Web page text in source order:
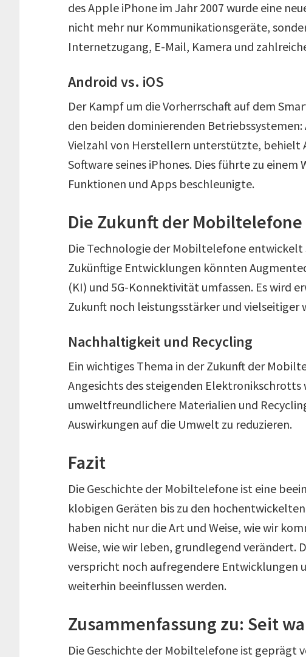
des Apple iPhone im Jahr 2007 wurde eine
nicht mehr nur Kommunikationsgeräte,
Internetzugang, E-Mail, Kamera und
Android vs. iOS
Der Kampf um die Vorherrschaft auf dem
den beiden dominierenden Betriebssystemen:
Vielzahl von Herstellern unterstützte, behielt
Software seines iPhones. Dies führte zu
Funktionen und Apps beschleunigte.
Die Zukunft der Mobiltelefone
Die Technologie der Mobiltelefone
Zukünftige Entwicklungen könnten
(KI) und 5G-Konnektivität umfassen. Es wird
Zukunft noch leistungsstärker und vielseitiger
Nachhaltigkeit und Recycling
Ein wichtiges Thema in der Zukunft der
Angesichts des steigenden
umweltfreundlichere Materialien und
Auswirkungen auf die Umwelt zu reduzieren.
Fazit
Die Geschichte der Mobiltelefone ist eine
klobigen Geräten bis zu den
haben nicht nur die Art und Weise, wie wir
Weise, wie wir leben, grundlegend verändert.
verspricht noch aufregendere Entwicklungen
weiterhin beeinflussen werden.
Zusammenfassung zu: Seit
Die Geschichte der Mobiltelefone ist geprägt